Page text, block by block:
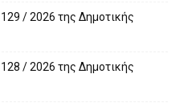
/ 2026 της Δημοτικής
/ 2026 της Δημοτικής